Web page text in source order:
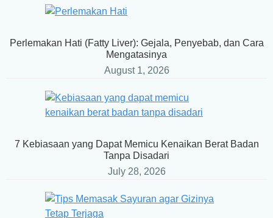
Perlemakan Hati (Fatty Liver): Gejala, Penyebab, dan Cara
Mengatasinya
August 1, 2026
7 Kebiasaan yang Dapat Memicu Kenaikan Berat Badan
Tanpa Disadari
July 28, 2026